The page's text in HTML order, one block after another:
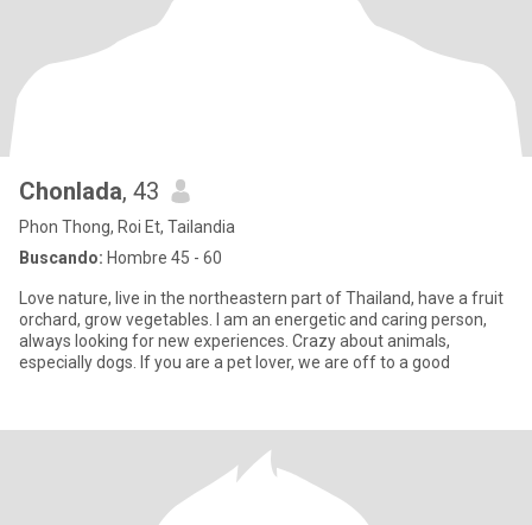
Chonlada, 43
Phon Thong, Roi Et, Tailandia
Buscando: Hombre 45 - 60
Love nature, live in the northeastern part of Thailand, have a fruit
orchard, grow vegetables. I am an energetic and caring person,
always looking for new experiences. Crazy about animals,
especially dogs. If you are a pet lover, we are off to a good